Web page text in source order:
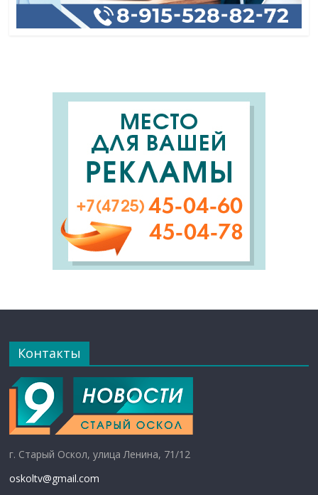
Контакты
г. Старый Оскол, улица Ленина, 71/12
oskoltv@gmail.com